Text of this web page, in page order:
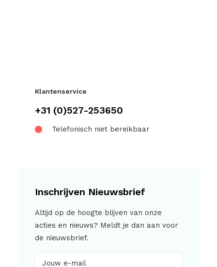
Klantenservice
+31 (0)527-253650
Telefonisch niet bereikbaar
Inschrijven Nieuwsbrief
Altijd op de hoogte blijven van onze
acties en nieuws? Meldt je dan aan voor
de nieuwsbrief.